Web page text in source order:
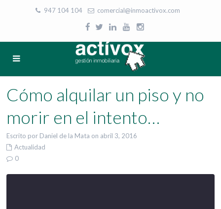
947 104 104 comercial@inmoactivox.com
Cómo alquilar un piso y no
morir en el intento…
Escrito por Daniel de la Mata on abril 3, 2016
Actualidad
0